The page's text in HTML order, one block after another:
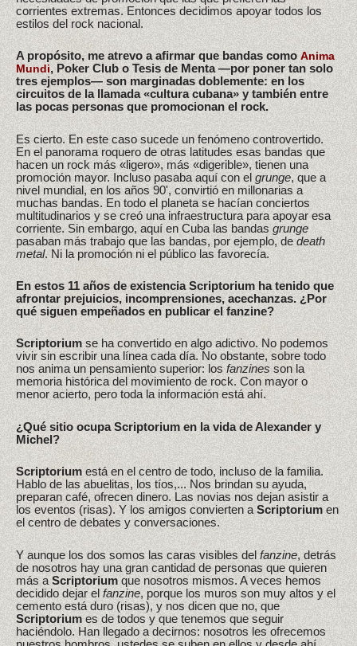
corrientes extremas. Entonces decidimos apoyar todos los
estilos del rock nacional.
A propósito, me atrevo a afirmar que bandas comoAnima
Mundi, Poker Club o Tesis de Menta —por poner tan solo
tres ejemplos— son marginadas doblemente: en los
circuitos de la llamada «cultura cubana» y también entre
las pocas personas que promocionan el rock.
Es cierto. En este caso sucede un fenómeno controvertido.
En el panorama roquero de otras latitudes esas bandas que
hacen un rock más «ligero», más «digerible», tienen una
promoción mayor. Incluso pasaba aquí con elgrunge, que a
nivel mundial, en los años 90', convirtió en millonarias a
muchas bandas. En todo el planeta se hacían conciertos
multitudinarios y se creó una infraestructura para apoyar esa
corriente. Sin embargo, aquí en Cuba las bandas grunge
pasaban más trabajo que las bandas, por ejemplo, dedeath
metal. Ni la promoción ni el público las favorecía.
En estos 11 años de existencia Scriptorium ha tenido que
afrontar prejuicios, incomprensiones, acechanzas. ¿Por
qué siguen empeñados en publicar el fanzine?
Scriptoriumse ha convertido en algo adictivo. No podemos
vivir sin escribir una línea cada día. No obstante, sobre todo
nos anima un pensamiento superior: losfanzinesson la
memoria histórica del movimiento de rock. Con mayor o
menor acierto, pero toda la información está ahí.
¿Qué sitio ocupa Scriptorium en la vida de Alexander y
Michel?
Scriptoriumestá en el centro de todo, incluso de la familia.
Hablo de las abuelitas, los tíos,... Nos brindan su ayuda,
preparan café, ofrecen dinero. Las novias nos dejan asistir a
los eventos (risas). Y los amigos convierten aScriptoriumen
el centro de debates y conversaciones.
Y aunque los dos somos las caras visibles delfanzine, detrás
de nosotros hay una gran cantidad de personas que quieren
más aScriptoriumque nosotros mismos. A veces hemos
decidido dejar elfanzine, porque los muros son muy altos y el
cemento está duro (risas), y nos dicen que no, que
Scriptoriumes de todos y que tenemos que seguir
haciéndolo. Han llegado a decirnos: nosotros les ofrecemos